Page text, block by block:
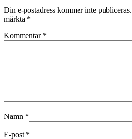
Din e-postadress kommer inte publiceras.
märkta *
Kommentar *
Namn *
E-post *